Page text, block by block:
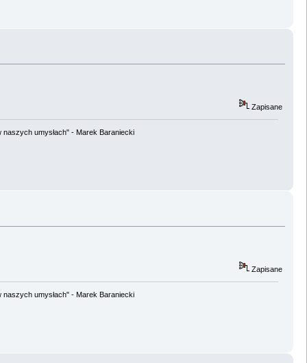
Zapisane
umysłach" - Marek Baraniecki
Zapisane
umysłach" - Marek Baraniecki